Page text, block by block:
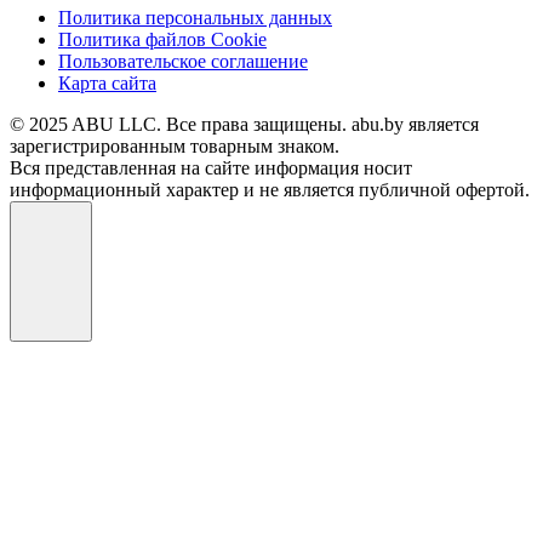
Политика персональных данных
Политика файлов Cookie
Пользовательское соглашение
Карта сайта
© 2025 ABU LLC. Все права защищены. abu.by является
зарегистрированным товарным знаком.
Вся представленная на сайте информация носит
информационный характер и не является публичной офертой.